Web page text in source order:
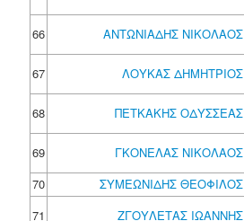
66
ΑΝΤΩΝΙΑΔΗΣ ΝΙΚΟΛΑΟΣ
67
ΛΟΥΚΑΣ ΔΗΜΗΤΡΙΟΣ
68
ΠΕΤΚΑΚΗΣ ΟΔΥΣΣΕΑΣ
69
ΓΚΟΝΕΛΑΣ ΝΙΚΟΛΑΟΣ
70
ΣΥΜΕΩΝΙΔΗΣ ΘΕΟΦΙΛΟΣ
71
ΖΓΟΥΛΕΤΑΣ ΙΩΑΝΝΗΣ